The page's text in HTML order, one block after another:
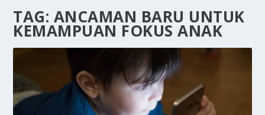
TAG: ANCAMAN BARU UNTUK
KEMAMPUAN FOKUS ANAK